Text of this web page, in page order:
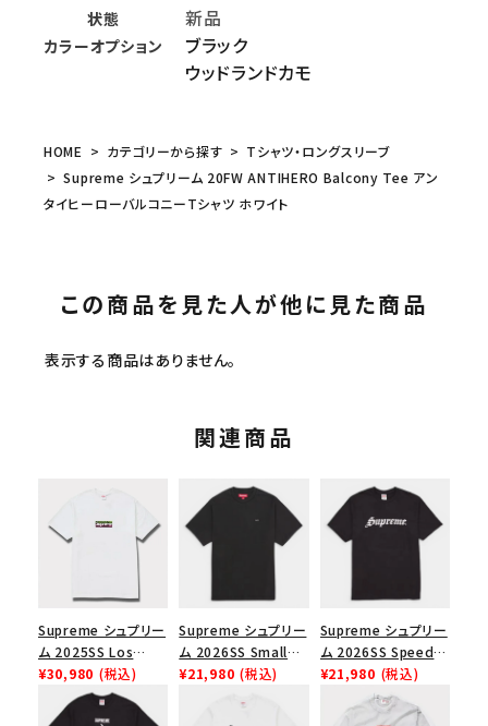
状態 新品
カラーオプション
ブラック
ウッドランドカモ
HOME カテゴリーから探す
Tシャツ・ロングスリーブ
Supreme シュプリーム 20FW ANTIHERO Balcony Tee アン
タイヒーローバルコニーTシャツ ホワイト
この商品を見た人が他に見た商品
表示する商品はありません。
関連商品
Supreme シュプリー
ム 2025SS Los
Angeles Fire Relief
Box Logo Tee ファ
イヤーリリーフボック
¥30,980 (税込)
Supreme シュプリー
ム 2026SS Small
Box Tee スモールボ
¥21,980 (税込)
Supreme シュプリー
ム 2026SS Speed
Tee スピードTシャツ
¥21,980 (税込)